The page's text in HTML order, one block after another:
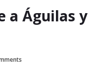
a Águilas